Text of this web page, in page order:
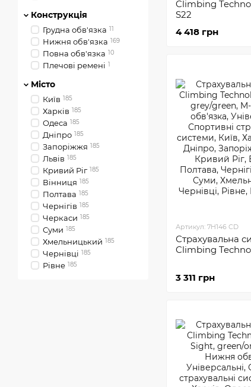
Climbing
S22
4 418 грн
Артикул: 7H146 CD
Страхувальна
Climbing
3 311 грн
Конструкція
Грудна обв'язка 11
Нижня обв'язка 169
Повна обв'язка 10
Плечові ремені 1
Місто
Київ 185
Харків 185
Одеса 185
Днiпро 185
Запоріжжя 185
Львів 185
Кривий Ріг 185
Вінниця 185
Полтава 185
Чернігів 185
Черкаси 185
Суми 185
Хмельницький 185
Чернівці 185
Рівне 185